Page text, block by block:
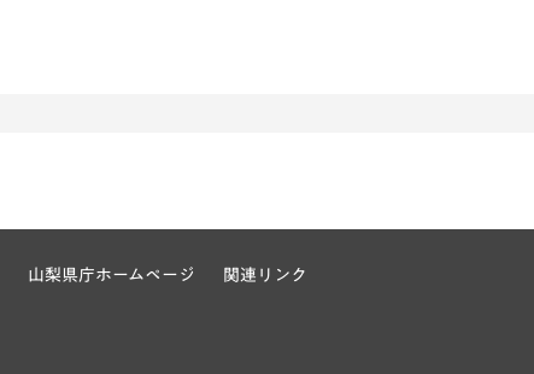
山梨県庁ホームページ 関連リンク